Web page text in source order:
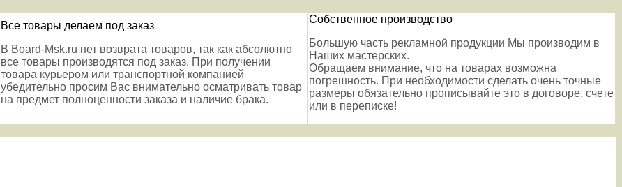
Все товары делаем под заказ
В Board-Msk.ru нет возврата товаров, так как абсолютно
все товары производятся под заказ. При получении
товара курьером или транспортной компанией
убедительно просим Вас внимательно осматривать товар
на предмет полноценности заказа и наличие брака.
Собственное производство
Большую часть рекламной продукции Мы производим в
Наших мастерских.
Обращаем внимание, что на товарах возможна
погрешность. При необходимости сделать очень точные
размеры обязательно прописывайте это в договоре, счете
или в переписке!